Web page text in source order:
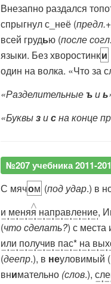
Внезапно раздался
спрыгнул с_неё (
всей грудью (после
языки. Без хворостинки
один на волка. «Что за
«Разделительныеъиь
«Буквызисна конце
№207 учебника 2011-
С мячом (под удар.) в
и меняя направление,
(что сделать?) с места
или получив пас* на
(деепр.), в неуловимый (
внимательно (слов.),